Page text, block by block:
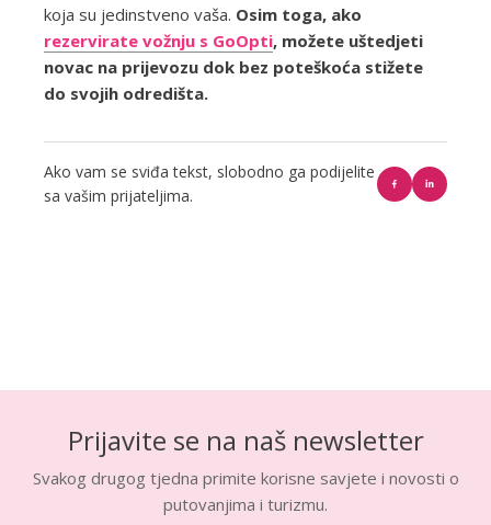
koja su jedinstveno vaša. Osim toga, ako
rezervirate vožnju s GoOpti, možete uštedjeti
novac na prijevozu dok bez poteškoća stižete
do svojih odredišta.
Ako vam se sviđa tekst, slobodno ga podijelite
sa vašim prijateljima.
Prijavite se na naš newsletter
Svakog drugog tjedna primite korisne savjete i novosti o
putovanjima i turizmu.